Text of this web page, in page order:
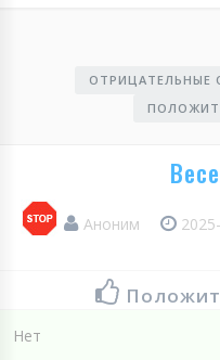
ОТРИЦАТЕЛЬНЫЕ
Аноним
Нет